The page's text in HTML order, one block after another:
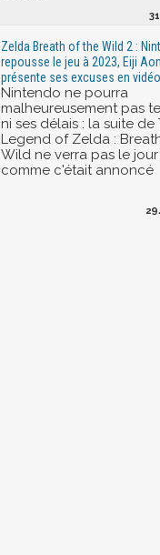
Zelda Breath of the Wild 2 :
repousse le jeu à 2023, Eiji
présente ses excuses en vidéo
Nintendo ne pourra
malheureusement pas
ni ses délais : la suite de
Legend of Zelda :
Wild ne verra pas le jour
comme c'était annoncé